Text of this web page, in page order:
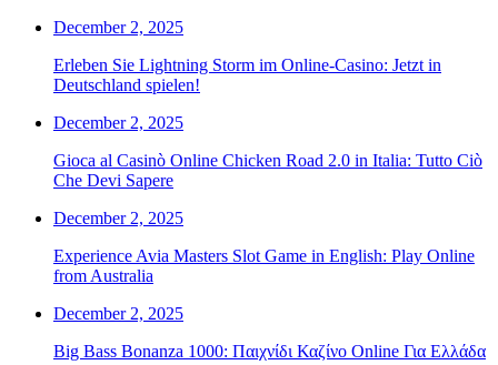
December 2, 2025
Erleben Sie Lightning Storm im Online-Casino: Jetzt in
Deutschland spielen!
December 2, 2025
Gioca al Casinò Online Chicken Road 2.0 in Italia: Tutto Ciò
Che Devi Sapere
December 2, 2025
Experience Avia Masters Slot Game in English: Play Online
from Australia
December 2, 2025
Big Bass Bonanza 1000: Παιχνίδι Καζίνο Online Για Ελλάδα